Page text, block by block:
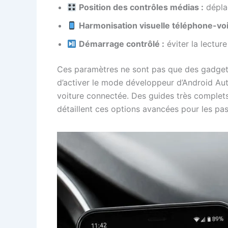
Position des contrôles médias :
Harmonisation visuelle téléphone-
Démarrage contrôlé : éviter la
Ces paramètres ne sont pas que des
d’activer le mode développeur d’Android
voiture connectée. Des guides très
détaillent ces options avancées pour les